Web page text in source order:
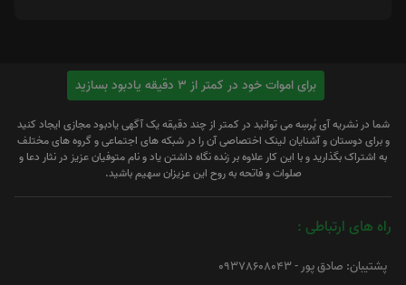
برای اموات خود در کمتر از 3 دقیقه یادبود بسازید
شما در نشریه آی پُرسِه می توانید در کمتر از چند دقیقه یک آگهی یادبود مجازی ایجاد کنید
و برای دوستان و آشنایان لینک اختصاصی آن را در شبکه های اجتماعی و گروه های مختلف
به اشتراک بگذارید و با این کار علاوه بر زنده نگاه داشتن یاد و نام متوفیان عزیز در نثار دعا و
صلوات و فاتحه به روح این عزیزان سهیم باشید.
راه های ارتباطی :
پشتیبان: صادق پور - 09378608043